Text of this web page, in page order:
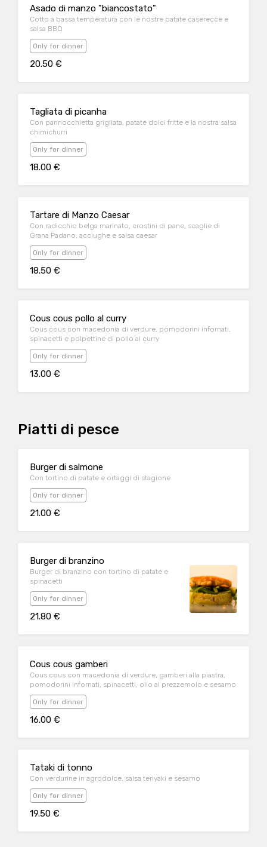
Asado di manzo "biancostato"
Cotto a bassa temperatura con le nostre patate caserecce e
salsa BBQ
Only for dinner
20.50 €
Tagliata di picanha
Con pannocchietta grigliata, patate dolci fritte e la nostra salsa
chimichurri
Only for dinner
18.00 €
Tartare di Manzo Caesar
Con radicchio belga marinato, crostini di pane, scaglie di
Grana Padano, acciughe e salsa caesar
Only for dinner
18.50 €
Cous cous pollo al curry
Cous cous con macedonia di verdure, pomodorini infornati,
spinacetti e polpettine di pollo al curry
Only for dinner
13.00 €
Piatti di pesce
Burger di salmone
Con tortino di patate e ortaggi di stagione
Only for dinner
21.00 €
Burger di branzino
Burger di branzino con tortino di patate e
spinacetti
Only for dinner
21.80 €
Cous cous gamberi
Cous cous con macedonia di verdure, gamberi alla piastra,
pomodorini infornati, spinacetti, olio al prezzemolo e sesamo
Only for dinner
16.00 €
Tataki di tonno
Con verdurine in agrodolce, salsa teriyaki e sesamo
Only for dinner
19.50 €